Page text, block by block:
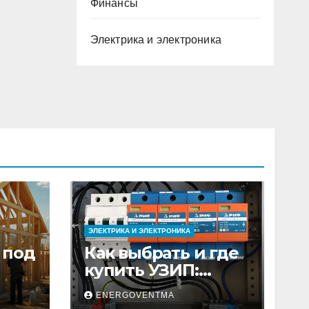
Финансы
Электрика и электроника
под
ЭЛЕКТРИКА И ЭЛЕКТРОНИКА
Как выбрать и где
купить УЗИП:
особенности
устройств защиты
ENERGOVENTMA